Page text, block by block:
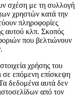
σχέση με τη συλλογή
χρηστών κατά την
πληροφορίες
αυτού κλπ. Σκοπός
που βελτιώνουν
χρήσης του
σε επόμενη επίσκεψη
δεδομένα αυτά δεν
από τον